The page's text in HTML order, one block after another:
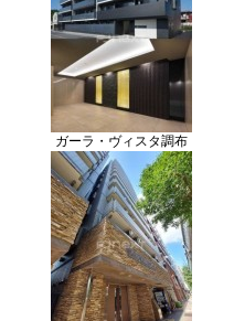
ガーラ・ヴィスタ調布